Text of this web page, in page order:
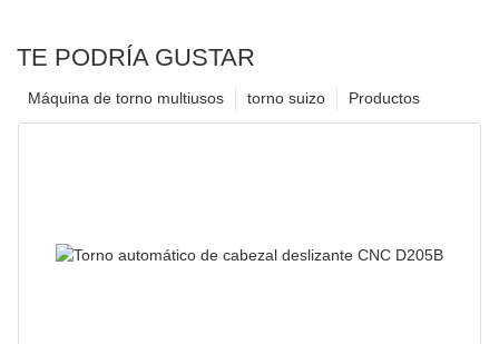
TE PODRÍA GUSTAR
Productos
torno suizo
Máquina de torno multiusos